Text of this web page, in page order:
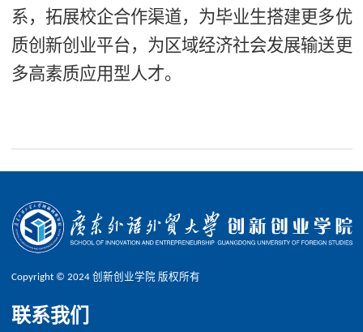
系，拓展校企合作渠道，为毕业生搭建更多优
质创新创业平台，为区域经济社会发展输送更
多高素质应用型人才。
Copyright © 2024 创新创业学院 版权所有
联系我们